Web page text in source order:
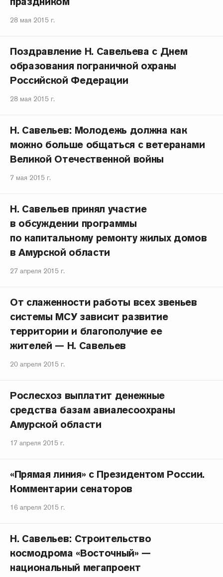
28 мая 2015 г.
Поздравление Н. Савельева с Днем
образования пограничной охраны
Российской Федерации
28 мая 2015 г.
Н. Савельев: Молодежь должна как
можно больше общаться с ветеранами
Великой Отечественной войны
7 мая 2015 г.
Н. Савельев принял участие
в обсуждении программы
по капитальному ремонту жилых домов
в Амурской области
27 апреля 2015 г.
От слаженности работы всех звеньев
системы МСУ зависит развитие
территории и благополучие ее
жителей — Н. Савельев
20 апреля 2015 г.
Рослесхоз выплатит денежные
средства базам авиалесоохраны
Амурской области
17 апреля 2015 г.
«Прямая линия» с Президентом России.
Комментарии сенаторов
16 апреля 2015 г.
Н. Савельев: Строительство
космодрома «Восточный» —
национальный мегапроект